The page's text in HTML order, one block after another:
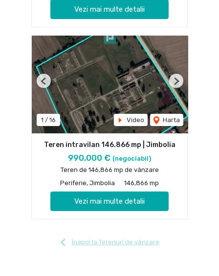
Vezi mai multe detalii
1 / 16 Video Harta
Previous Next
Teren intravilan 146.866 mp | Jimbolia
990,000 € (negociabil)
Teren de 146,866 mp de vânzare
Periferie, Jimbolia
146,866 mp
Vezi mai multe detalii
Înapoi la Terenuri de vânzare